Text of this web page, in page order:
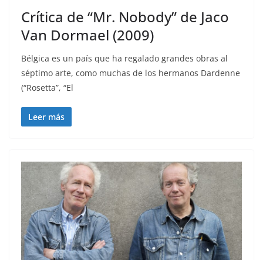
Crítica de “Mr. Nobody” de Jaco
Van Dormael (2009)
Bélgica es un país que ha regalado grandes obras al
séptimo arte, como muchas de los hermanos Dardenne
(“Rosetta”, “El
Leer más